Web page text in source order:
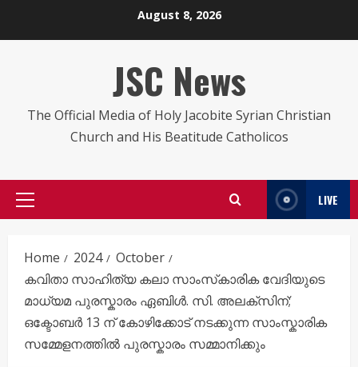
August 8, 2026
JSC News
The Official Media of Holy Jacobite Syrian Christian
Church and His Beatitude Catholicos
Primary
LIVE
Home 2024
October
കവിതാ സാഹിത്യ കലാ സാംസ്‌കാരിക വേദിയുടെ
മാധ്യമ പുരസ്കാരം ഏബിൾ. സി. അലക്സിന്;
ഒക്ടോബർ 13 ന് കോഴിക്കോട് നടക്കുന്ന സാംസ്കാരിക
സമ്മേളനത്തിൽ പുരസ്കാരം സമ്മാനിക്കും